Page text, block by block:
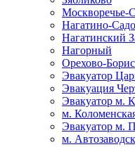
Москворечье-
Нагатино-
Нагатинский
Нагорный
Орехово-
Эвакуатор
Эвакуация
Эвакуатор м.
м.
Эвакуатор м.
м.